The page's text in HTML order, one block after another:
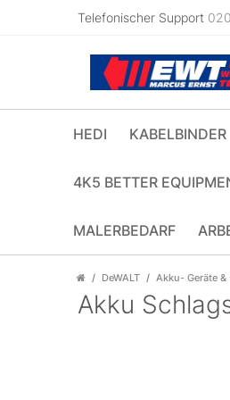
Telefonischer Support
HEDI KABELBINDER
4K5 BETTER
MALERBEDARF
DeWALT Akku- Geräte
Akku